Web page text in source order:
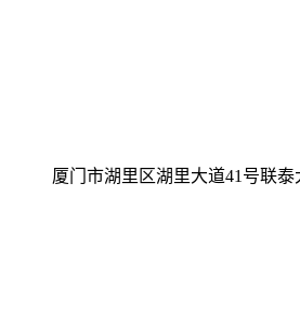
厦门市湖里区湖里大道41号联泰